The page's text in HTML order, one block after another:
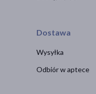
Dostawa
Wysyłka
Odbiór w aptece